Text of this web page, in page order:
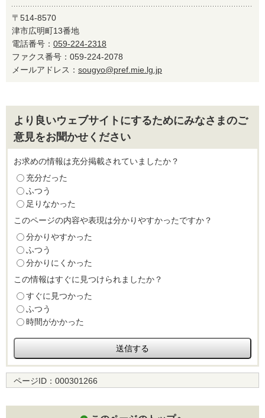
〒514-8570
津市広明町13番地
電話番号： 059-224-2318
ファクス番号：059-224-2078
メールアドレス： sougyo@pref.mie.lg.jp
より良いウェブサイトにするためにみなさまのご
意見をお聞かせください
お求めの情報は充分掲載されていましたか？
充分だった
ふつう
足りなかった
このページの内容や表現は分かりやすかったですか？
分かりやすかった
ふつう
分かりにくかった
この情報はすぐに見つけられましたか？
すぐに見つかった
ふつう
時間がかかった
ページID： 000301266